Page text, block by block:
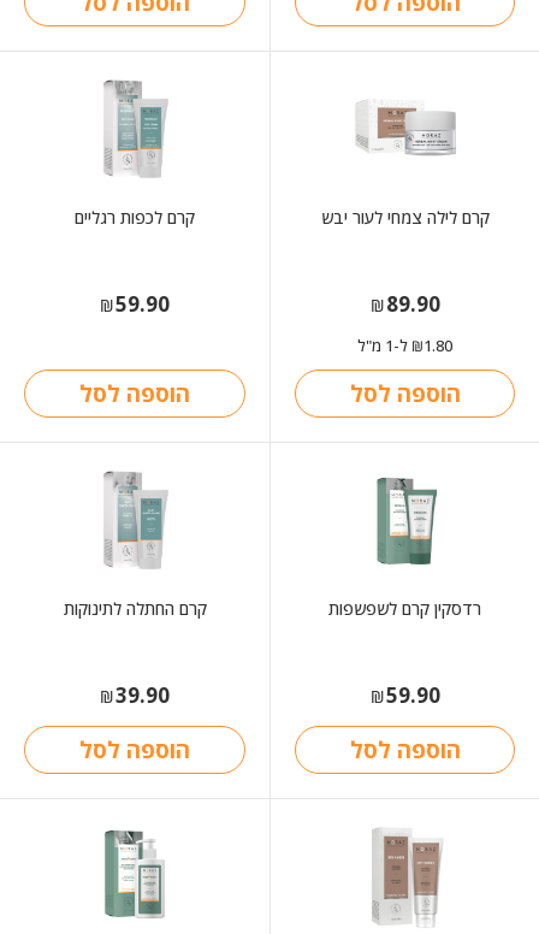
קרם לילה צמחי לעור יבש
₪89.90
₪1.80 ל-1 מ"ל
הוספה לסל
קרם לכפות רגליים
₪59.90
הוספה לסל
רדסקין קרם לשפשפות
₪59.90
הוספה לסל
קרם החתלה לתינוקות
₪39.90
הוספה לסל